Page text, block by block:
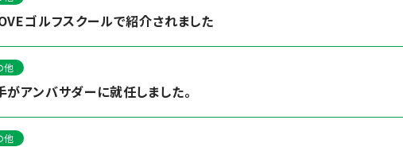
ゴルフスクールで紹介されました
他
アンバサダーに就任しました。
他